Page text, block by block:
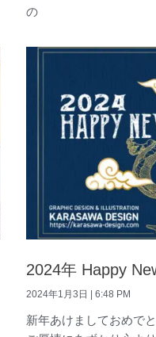
の
2024年 Happy
2024年1月3日 6:48 PM
新年あけましておめで